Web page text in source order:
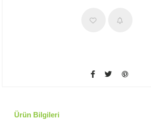
Ürün Bilgileri